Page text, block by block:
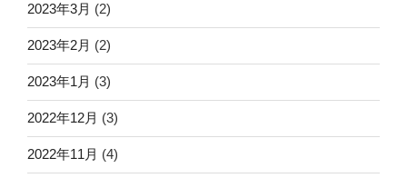
2023年3月 (2)
2023年2月 (2)
2023年1月 (3)
2022年12月 (3)
2022年11月 (4)